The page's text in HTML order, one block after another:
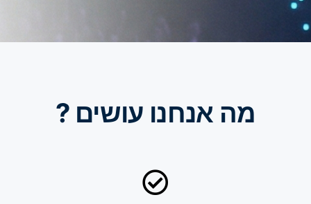
מה אנחנו עושים ?